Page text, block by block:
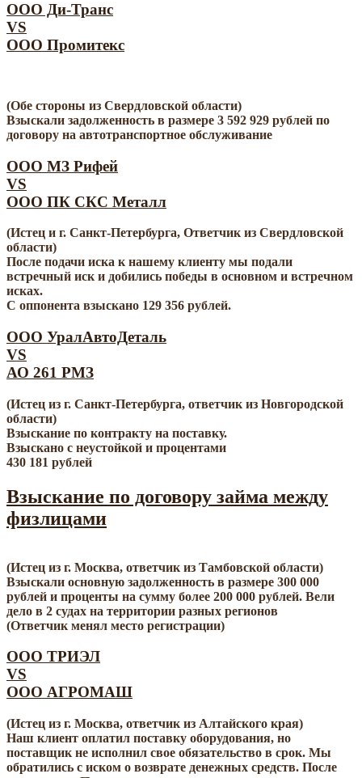
ООО Ди-Транс
VS
ООО Промитекс
(Обе стороны из Свердловской области)
Взыскали задолженность в размере 3 592 929 рублей по
договору на автотранспортное обслуживание
ООО МЗ Рифей
VS
ООО ПК СКС Металл
(Истец и г. Санкт-Петербурга, Ответчик из Свердловской
области)
После подачи иска к нашему клиенту мы подали
встречный иск и добились победы в основном и встречном
исках.
С оппонента взыскано 129 356 рублей.
ООО УралАвтоДеталь
VS
АО 261 РМЗ
(Истец из г. Санкт-Петербурга, ответчик из Новгородской
области)
Взыскание по контракту на поставку.
Взыскано с неустойкой и процентами
430 181 рублей
Взыскание по договору займа между
физлицами
(Истец из г. Москва, ответчик из Тамбовской области)
Взыскали основную задолженность в размере 300 000
рублей и проценты на сумму более 200 000 рублей. Вели
дело в 2 судах на территории разных регионов
(Ответчик менял место регистрации)
ООО ТРИЭЛ
VS
ООО АГРОМАШ
(Истец из г. Москва, ответчик из Алтайского края)
Наш клиент оплатил поставку оборудования, но
поставщик не исполнил свое обязательство в срок. Мы
обратились с иском о возврате денежных средств. После